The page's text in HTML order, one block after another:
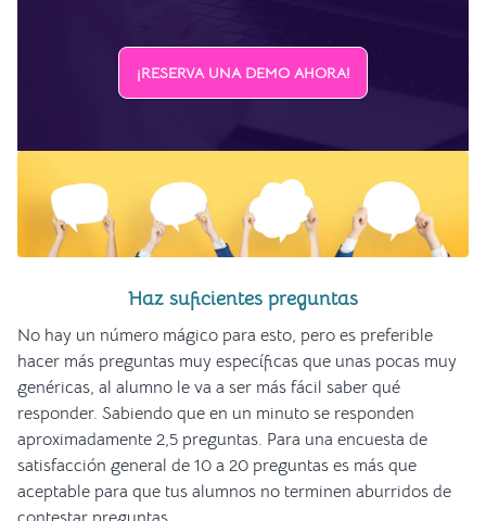
¡RESERVA UNA DEMO AHORA!
Haz suficientes preguntas
No hay un número mágico para esto, pero es preferible
hacer más preguntas muy específicas que unas pocas muy
genéricas, al alumno le va a ser más fácil saber qué
responder. Sabiendo que en un minuto se responden
aproximadamente 2,5 preguntas. Para una encuesta de
satisfacción general de 10 a 20 preguntas es más que
aceptable para que tus alumnos no terminen aburridos de